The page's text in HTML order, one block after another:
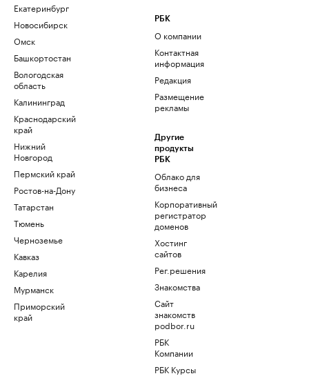
Екатеринбург
Новосибирск
Омск
Башкортостан
Вологодская
область
Калининград
Краснодарский
край
Нижний
Новгород
Пермский край
Ростов-на-Дону
Татарстан
Тюмень
Черноземье
Кавказ
Карелия
Мурманск
Приморский
край
РБК
О компании
Контактная
информация
Редакция
Размещение
рекламы
Другие
продукты
РБК
Облако для
бизнеса
Корпоративный
регистратор
доменов
Хостинг
сайтов
Рег.решения
Знакомства
Сайт
знакомств
podbor.ru
РБК
Компании
РБК Курсы